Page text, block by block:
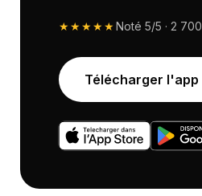
★★★★★Noté 5/5 · 2 700
Télécharger l'app